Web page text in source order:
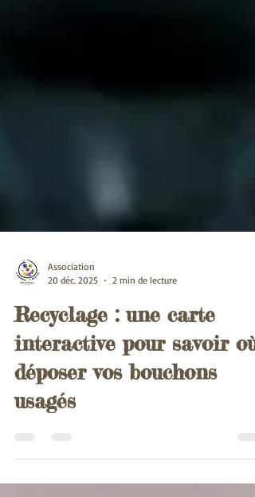
20 déc. 2025
2 min de lecture
Recyclage : une carte
interactive pour savoir où
déposer vos bouchons